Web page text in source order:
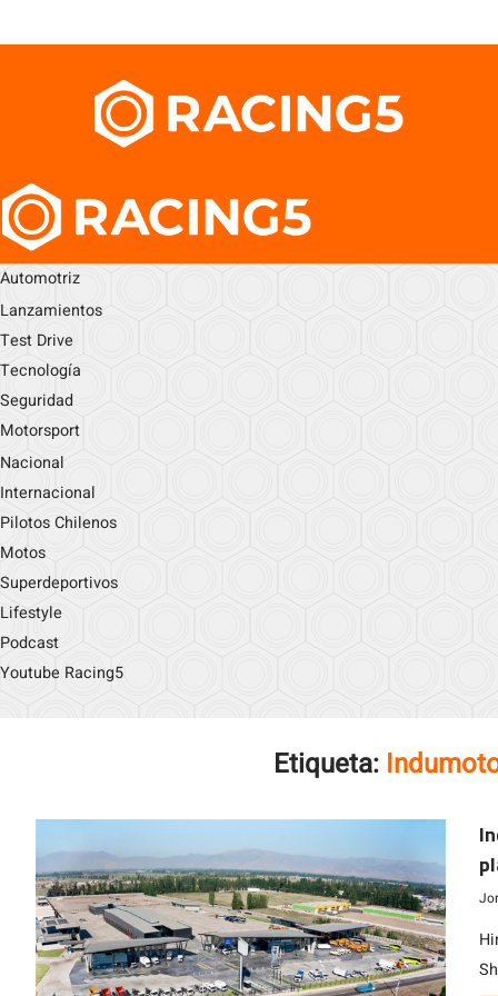
Automotriz
Lanzamientos
Test Drive
Tecnología
Seguridad
Motorsport
Nacional
Internacional
Pilotos Chilenos
Motos
Superdeportivos
Lifestyle
Podcast
Youtube Racing5
Etiqueta: